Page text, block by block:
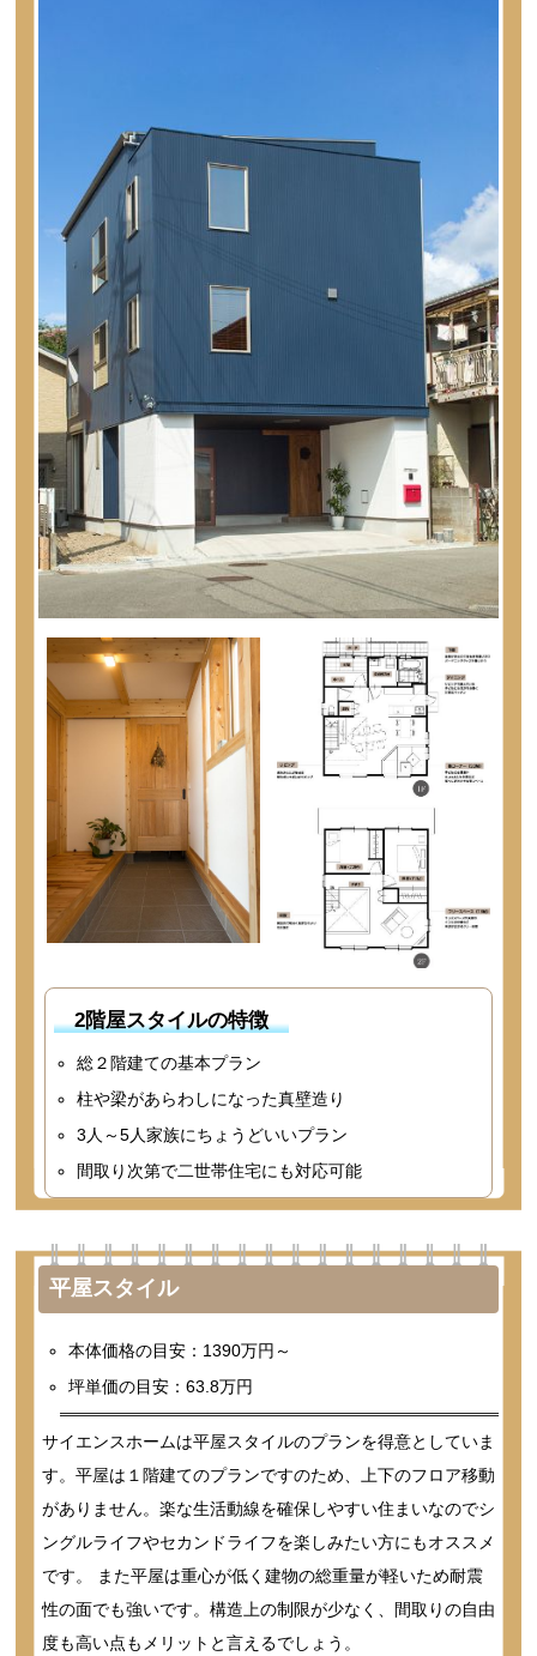
2階屋スタイルの特徴
総２階建ての基本プラン
柱や梁があらわしになった真壁造り
3人～5人家族にちょうどいいプラン
間取り次第で二世帯住宅にも対応可能
平屋スタイル
本体価格の目安：1390万円～
坪単価の目安：63.8万円
サイエンスホームは平屋スタイルのプランを得意としていま
す。平屋は１階建てのプランですのため、上下のフロア移動
がありません。楽な生活動線を確保しやすい住まいなのでシ
ングルライフやセカンドライフを楽しみたい方にもオススメ
です。 また平屋は重心が低く建物の総重量が軽いため耐震
性の面でも強いです。構造上の制限が少なく、間取りの自由
度も高い点もメリットと言えるでしょう。